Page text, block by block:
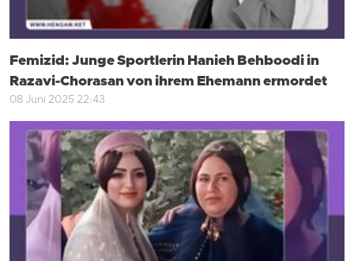
Femizid: Junge Sportlerin Hanieh Behboodi in
Razavi-Chorasan von ihrem Ehemann ermordet
08 Juni 2025 22:43